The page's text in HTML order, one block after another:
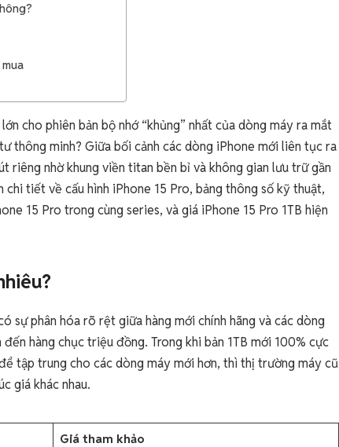
cho phiên bản bộ nhớ “khủng” nhất của dòng máy ra mắt
thông minh? Giữa bối cảnh các dòng iPhone mới liên tục ra
riêng nhờ khung viền titan bền bỉ và không gian lưu trữ gần
tiết về cấu hình iPhone 15 Pro, bảng thông số kỹ thuật,
15 Pro trong cùng series, và giá iPhone 15 Pro 1TB hiện
sự phân hóa rõ rệt giữa hàng mới chính hãng và các dòng
hàng chục triệu đồng. Trong khi bản 1TB mới 100% cực
tập trung cho các dòng máy mới hơn, thì thị trường máy cũ
giá khác nhau.
Giá tham khảo